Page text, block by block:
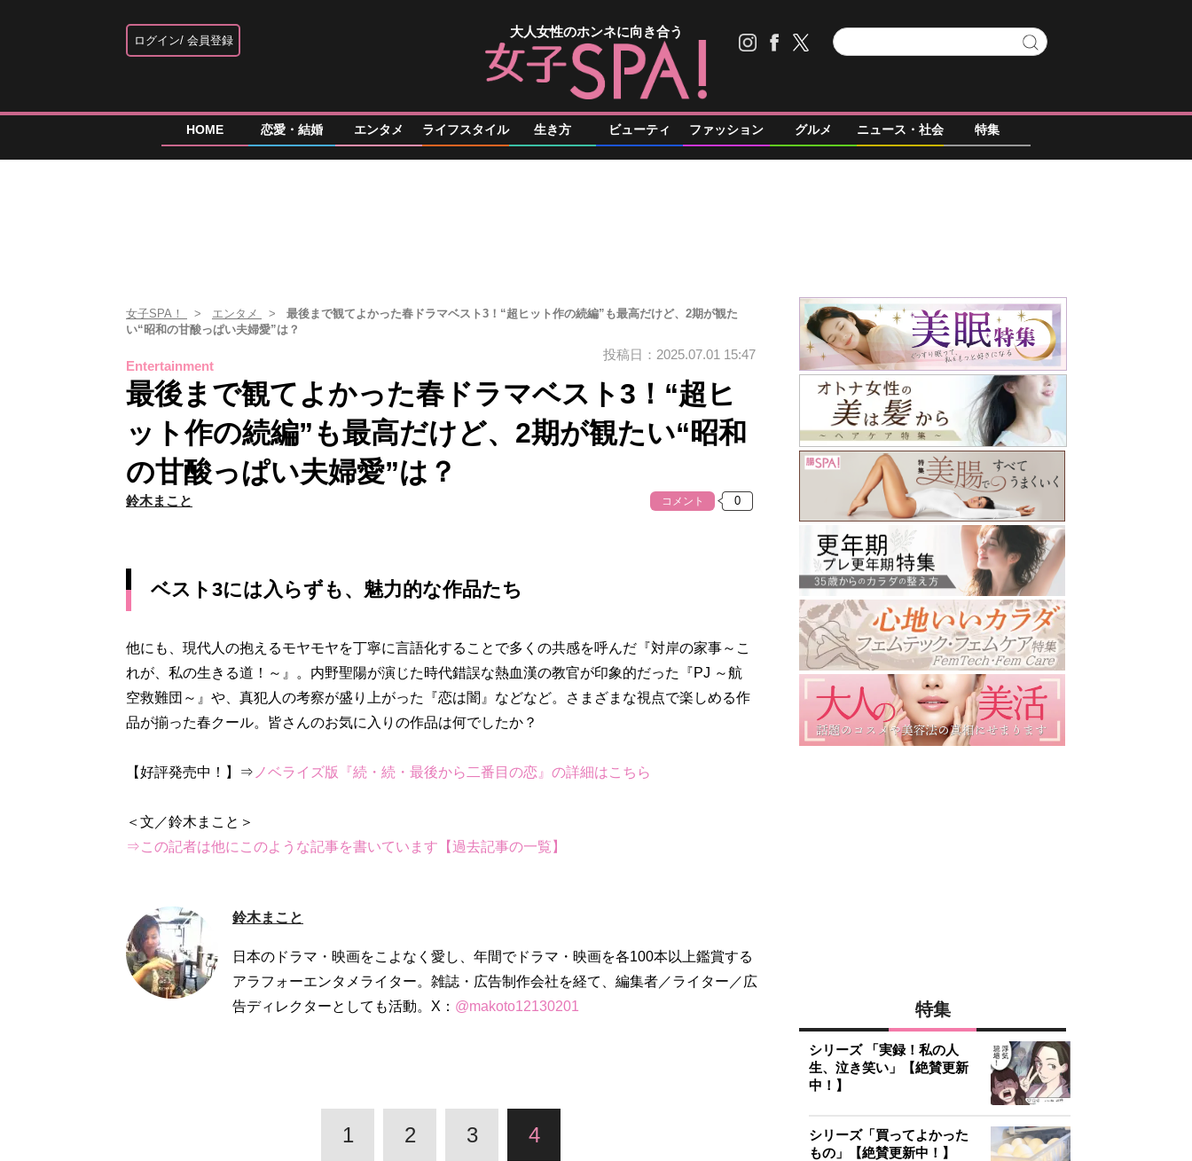
ログイン 会員登録
大人女性のホンネに向き合う
HOME 恋愛・結婚 エンタメ ライフスタイル 生き方 ビューティ ファッション グルメ ニュース・社会 特集
女子SPA！ エンタメ
最後まで観てよかった春ドラマベスト3！“超ヒット作の続編”も最高だけど、2期が観た
い“昭和の甘酸っぱい夫婦愛”は？
Entertainment
投稿日：2025.07.01 15:47
最後まで観てよかった春ドラマベスト3！“超ヒ
ット作の続編”も最高だけど、2期が観たい“昭和
の甘酸っぱい夫婦愛”は？
鈴木まこと コメント
ベスト3には入らずも、魅力的な作品たち
他にも、現代人の抱えるモヤモヤを丁寧に言語化することで多くの共感を呼んだ『対岸の家事～こ
れが、私の生きる道！～』。内野聖陽が演じた時代錯誤な熱血漢の教官が印象的だった『PJ ～航
空救難団～』や、真犯人の考察が盛り上がった『恋は闇』などなど。さまざまな視点で楽しめる作
品が揃った春クール。皆さんのお気に入りの作品は何でしたか？
【好評発売中！】⇒ ノベライズ版『続・続・最後から二番目の恋』の詳細はこちら
⇒この記者は他にこのような記事を書いています【過去記事の一覧】
鈴木まこと
日本のドラマ・映画をこよなく愛し、年間でドラマ・映画を各100本以上鑑賞する
アラフォーエンタメライター。雑誌・広告制作会社を経て、編集者／ライター／広
告ディレクターとしても活動。X： @makoto12130201
1 2 3 4
特集
シリーズ 「実録！私の人
生、泣き笑い」【絶賛更新
中！】
シリーズ「買ってよかった
もの」【絶賛更新中！】